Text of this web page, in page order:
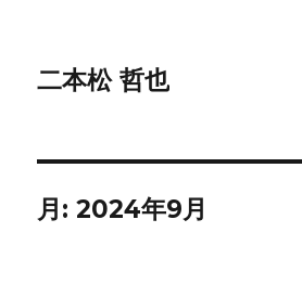
二本松 哲也
月:2024年9月